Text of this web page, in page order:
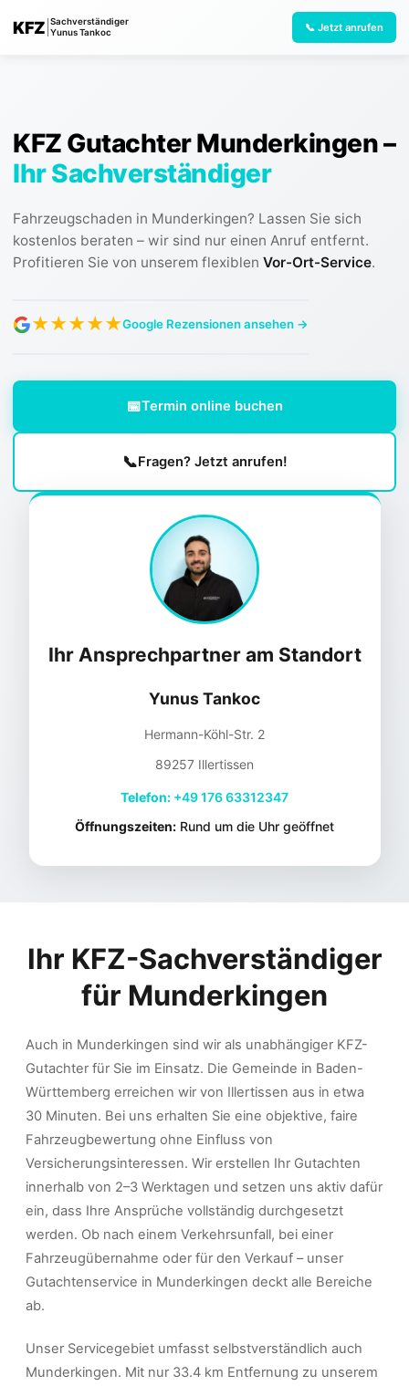
KFZ Sachverständiger
Yunus Tankoc
📞 Jetzt anrufen
KFZ Gutachter Munderkingen–
Ihr Sachverständiger
Fahrzeugschaden in Munderkingen? Lassen Sie sich
kostenlos beraten – wir sind nur einen Anruf entfernt.
Profitieren Sie von unserem flexiblen Vor-Ort-Service.
★★★★★Google Rezensionen ansehen →
📅Termin online buchen
📞Fragen? Jetzt anrufen!
Ihr Ansprechpartner am Standort
Yunus Tankoc
Hermann-Köhl-Str. 2
89257 Illertissen
Telefon: +49 176 63312347
Öffnungszeiten: Rund um die Uhr geöffnet
Ihr KFZ-Sachverständiger
für Munderkingen
Auch in Munderkingen sind wir als unabhängiger KFZ-
Gutachter für Sie im Einsatz. Die Gemeinde in Baden-
Württemberg erreichen wir von Illertissen aus in etwa
30 Minuten. Bei uns erhalten Sie eine objektive, faire
Fahrzeugbewertung ohne Einfluss von
Versicherungsinteressen. Wir erstellen Ihr Gutachten
innerhalb von 2–3 Werktagen und setzen uns aktiv dafür
ein, dass Ihre Ansprüche vollständig durchgesetzt
werden. Ob nach einem Verkehrsunfall, bei einer
Fahrzeugübernahme oder für den Verkauf – unser
Gutachtenservice in Munderkingen deckt alle Bereiche
ab.
Unser Servicegebiet umfasst selbstverständlich auch
Munderkingen. Mit nur 33.4 km Entfernung zu unserem